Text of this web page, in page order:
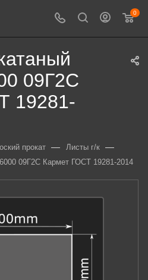
0
09Г2С
19281-
прокат — Листы г/к —
09Г2С Кармет ГОСТ 19281-2014